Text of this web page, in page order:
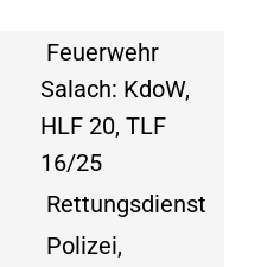
Feuerwehr
Salach: KdoW,
HLF 20, TLF
16/25
Rettungsdienst
Polizei,